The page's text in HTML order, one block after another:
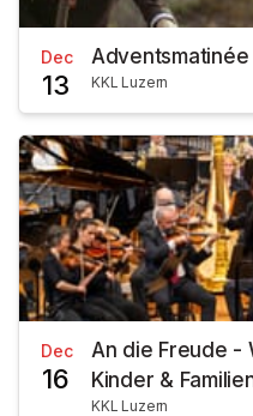
Dec
13
Adventsmatinée
KKL Luzern
Dec
16
An die Freude -
Kinder &
KKL Luzern